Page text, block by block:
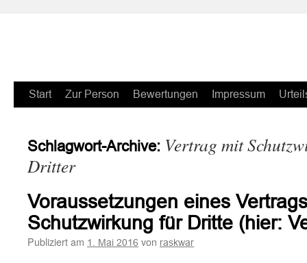
Zum
springen
Start Zur Person Bewertungen Impressum
Schlagwort-Archive: Vertrag mit
Dritter
Voraussetzungen eines
Schutzwirkung für Dritte (hier:
Publiziert am 1. Mai 2016 von raskwar